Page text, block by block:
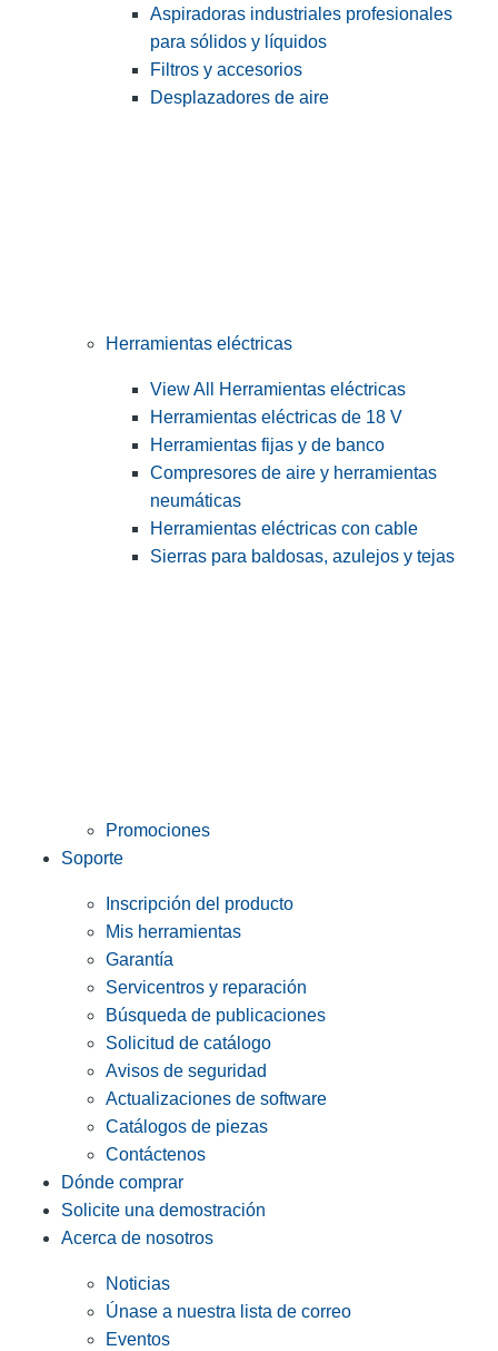
Aspiradoras industriales profesionales
para sólidos y líquidos
Filtros y accesorios
Desplazadores de aire
Herramientas eléctricas
View All Herramientas eléctricas
Herramientas eléctricas de 18 V
Herramientas fijas y de banco
Compresores de aire y herramientas
neumáticas
Herramientas eléctricas con cable
Sierras para baldosas, azulejos y tejas
Promociones
Soporte
Inscripción del producto
Mis herramientas
Garantía
Servicentros y reparación
Búsqueda de publicaciones
Solicitud de catálogo
Avisos de seguridad
Actualizaciones de software
Catálogos de piezas
Contáctenos
Dónde comprar
Solicite una demostración
Acerca de nosotros
Noticias
Únase a nuestra lista de correo
Eventos